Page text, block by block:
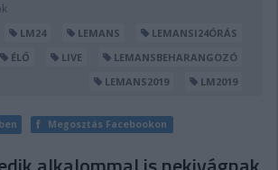
LM24 LEMANS
LEMANSI24ÓRÁS
ÉLŐ
LIVE
LEMANSBEHARANGOZÓ
LEMANS2019
LM2019
Megosztás Facebookon